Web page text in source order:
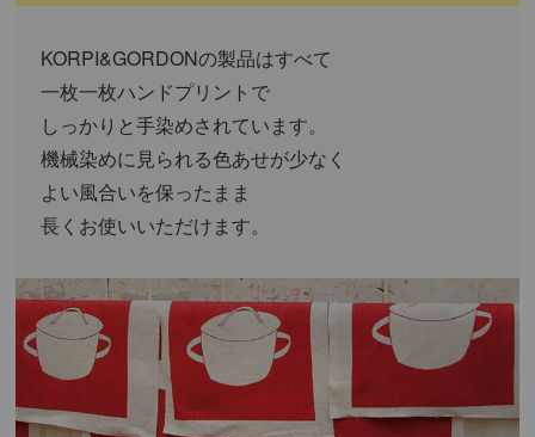
KORPI&GORDONの製品はすべて
一枚一枚ハンドプリントで
しっかりと手染めされています。
機械染めに見られる色あせが少なく
よい風合いを保ったまま
長くお使いいただけます。